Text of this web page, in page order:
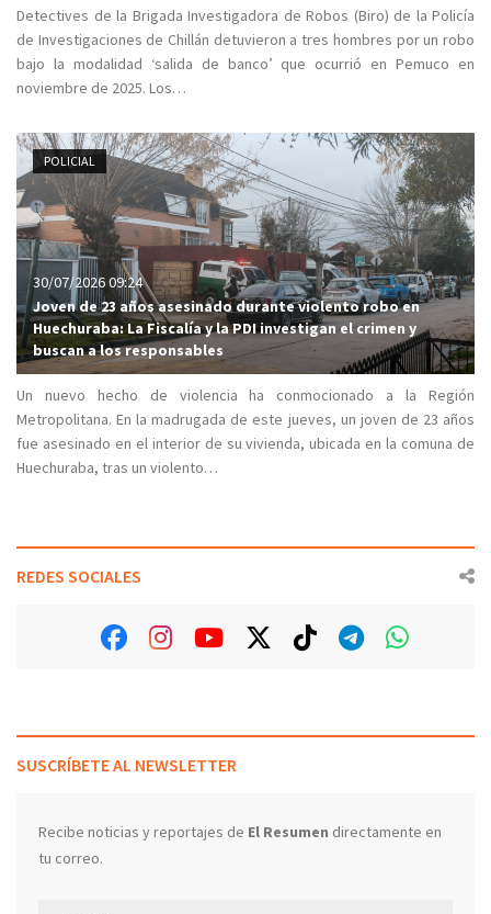
Detectives de la Brigada Investigadora de Robos (Biro) de la Policía
de Investigaciones de Chillán detuvieron a tres hombres por un robo
bajo la modalidad ‘salida de banco’ que ocurrió en Pemuco en
noviembre de 2025. Los…
POLICIAL
30/07/2026 09:24
Joven de 23 años asesinado durante violento robo en
Huechuraba: La Fiscalía y la PDI investigan el crimen y
buscan a los responsables
Un nuevo hecho de violencia ha conmocionado a la Región
Metropolitana. En la madrugada de este jueves, un joven de 23 años
fue asesinado en el interior de su vivienda, ubicada en la comuna de
Huechuraba, tras un violento…
REDES SOCIALES
SUSCRÍBETE AL NEWSLETTER
Recibe noticias y reportajes de El Resumen directamente en
tu correo.